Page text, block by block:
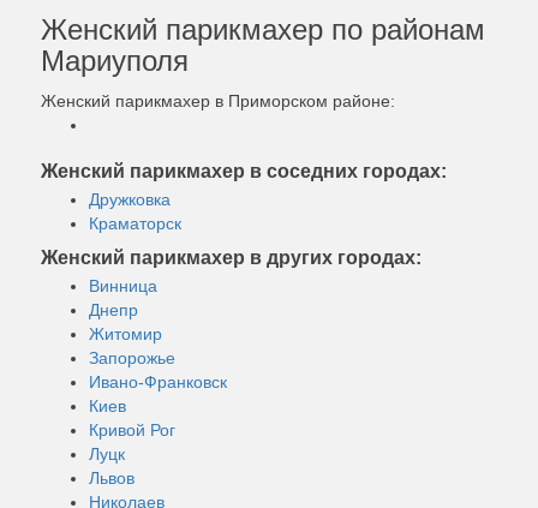
Женский парикмахер по районам
Мариуполя
Женский парикмахер в Приморском районе:
Женский парикмахер в соседних городах:
Дружковка
Краматорск
Женский парикмахер в других городах:
Винница
Днепр
Житомир
Запорожье
Ивано-Франковск
Киев
Кривой Рог
Луцк
Львов
Николаев